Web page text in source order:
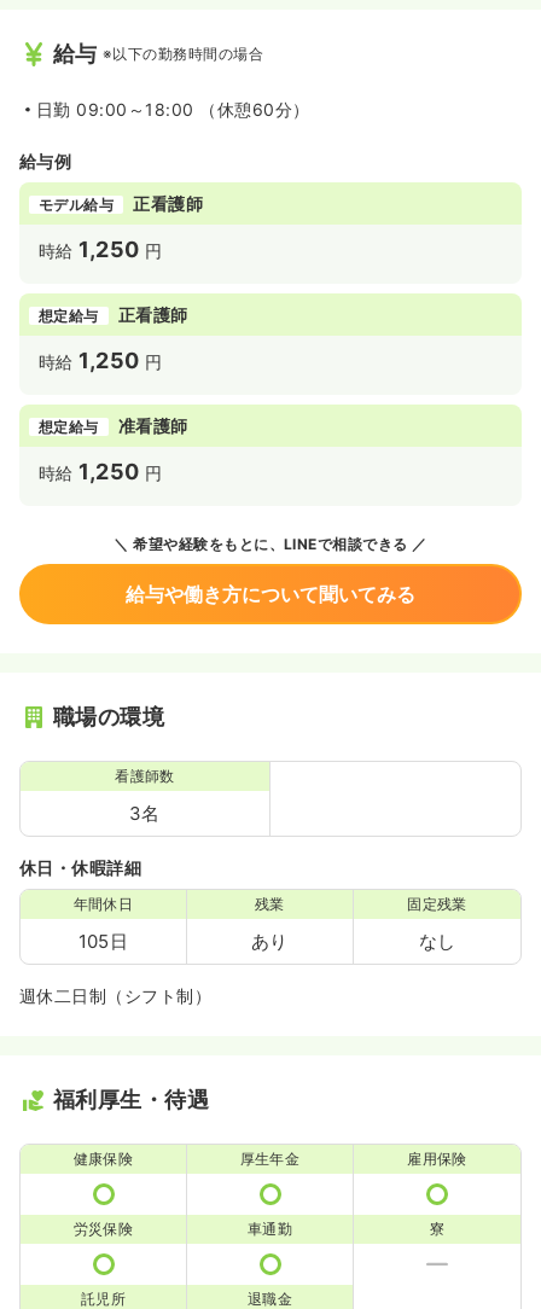
給与 ※以下の勤務時間の場合
日勤 09:00～18:00 （休憩60分）
給与例
モデル給与 正看護師
時給 1,250 円
想定給与 正看護師
時給 1,250 円
想定給与 准看護師
時給 1,250 円
希望や経験をもとに、LINEで相談できる
給与や働き方について聞いてみる
職場の環境
看護師数
3名
休日・休暇詳細
年間休日
105日
残業
あり
固定残業
なし
週休二日制（シフト制）
福利厚生・待遇
健康保険 厚生年金 雇用保険
労災保険 車通勤 寮
託児所 退職金